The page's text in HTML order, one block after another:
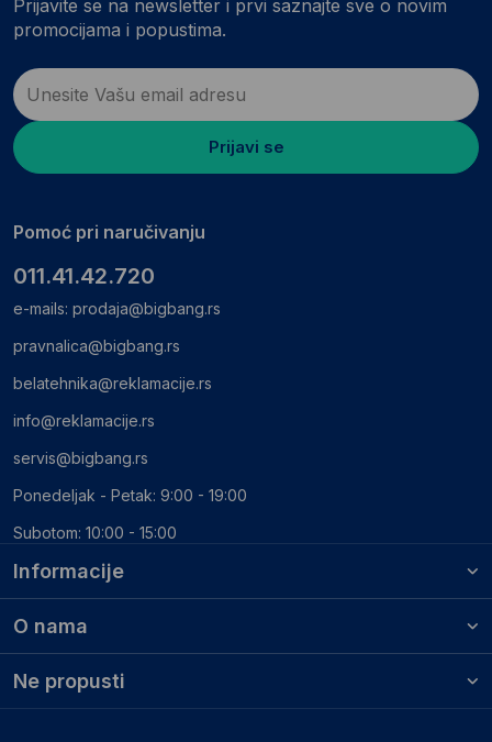
Informacije
O nama
Ne propusti
Prijavite se na newsletter i prvi saznajte sve o novim
promocijama i popustima.
Prijavi se
Pomoć pri naručivanju
011.41.42.720
e-mails: prodaja@bigbang.rs
pravnalica@bigbang.rs
belatehnika@reklamacije.rs
info@reklamacije.rs
servis@bigbang.rs
Ponedeljak - Petak: 9:00 - 19:00
Subotom: 10:00 - 15:00